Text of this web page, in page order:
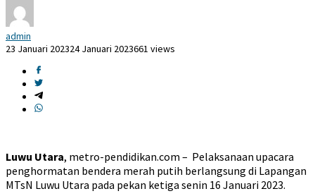
admin
23 Januari 202324 Januari 2023661 views
Luwu Utara, metro-pendidikan.com – Pelaksanaan upacara
penghormatan bendera merah putih berlangsung di Lapangan
MTsN Luwu Utara pada pekan ketiga senin 16 Januari 2023.